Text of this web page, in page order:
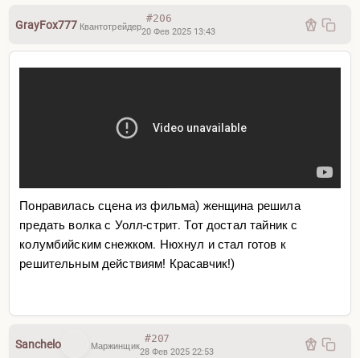
GrayFox777 Квантотрейдер
#206
20 Фев 2025 13:43
Понравилась сцена из фильма) женщина решила
предать волка с Уолл-стрит. Тот достал тайник с
колумбийским снежком. Нюхнул и стал готов к
решительным действиям! Красавчик!)
Sanchelo Маржинщик
#207
28 Фев 2025 22:53